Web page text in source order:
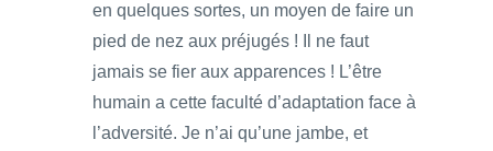
en quelques sortes, un moyen de faire un
pied de nez aux préjugés ! Il ne faut
jamais se fier aux apparences ! L’être
humain a cette faculté d’adaptation face à
l’adversité. Je n’ai qu’une jambe, et